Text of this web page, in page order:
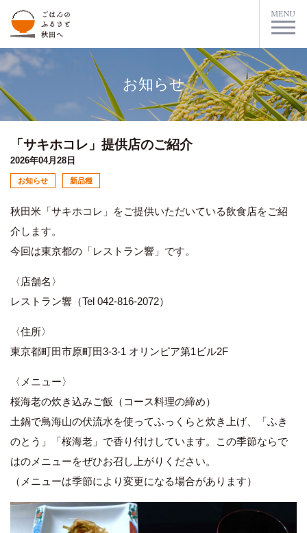
お知らせ
「サキホコレ」提供店のご紹介
2026年04月28日
お知らせ 新品種
秋田米「サキホコレ」をご提供いただいている飲食店をご紹
介します。
今回は東京都の「レストラン響」です。
〈店舗名〉
レストラン響（Tel 042-816-2072）
〈住所〉
東京都町田市原町田3-3-1 オリンピア第1ビル2F
〈メニュー〉
桜海老の炊き込みご飯（コース料理の締め）
土鍋で鳥海山の伏流水を使ってふっくらと炊き上げ、「ふき
のとう」「桜海老」で香り付けしています。この季節ならで
はのメニューをぜひお召し上がりください。
（メニューは季節により変更になる場合があります）